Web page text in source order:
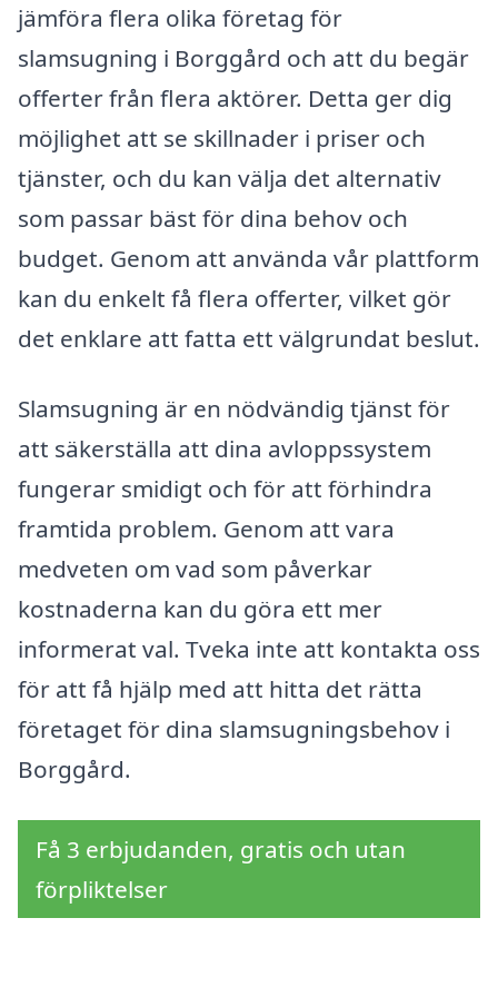
jämföra flera olika företag för
slamsugning i Borggård och att du begär
offerter från flera aktörer. Detta ger dig
möjlighet att se skillnader i priser och
tjänster, och du kan välja det alternativ
som passar bäst för dina behov och
budget. Genom att använda vår plattform
kan du enkelt få flera offerter, vilket gör
det enklare att fatta ett välgrundat beslut.
Slamsugning är en nödvändig tjänst för
att säkerställa att dina avloppssystem
fungerar smidigt och för att förhindra
framtida problem. Genom att vara
medveten om vad som påverkar
kostnaderna kan du göra ett mer
informerat val. Tveka inte att kontakta oss
för att få hjälp med att hitta det rätta
företaget för dina slamsugningsbehov i
Borggård.
Få 3 erbjudanden, gratis och utan
förpliktelser